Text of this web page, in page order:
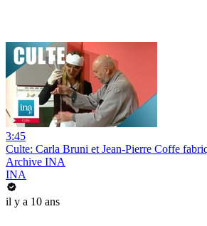
3:45
Culte: Carla Bruni et Jean-Pierre Coffe
Archive INA
INA
il y a 10 ans